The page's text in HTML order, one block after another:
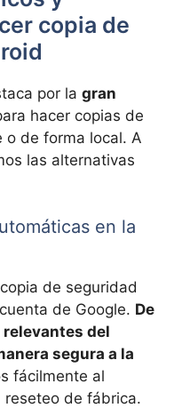
copia de
por la gran
hacer copias de
o de forma local. A
las alternativas
en la
de seguridad
de Google. De
relevantes del
segura a la
fácilmente al
reseteo de fábrica.